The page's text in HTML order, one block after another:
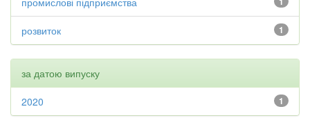
1
розвиток
за датою випуску
1
2020